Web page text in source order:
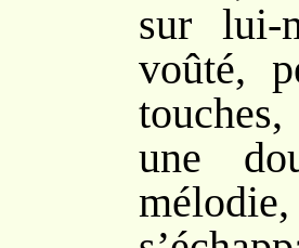
sur lui-
voûté,
une